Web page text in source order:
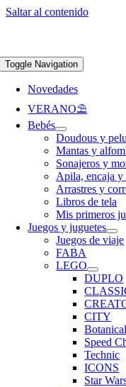
Saltar al contenido
Toggle Navigation
Novedades
VERANO⛱️​
Bebés
Doudous y
Mantas y
Sonajeros y
Apila, encaja y
Arrastres y
Libros de tela
Mis primeros
Juegos y juguetes
Juegos de viaje
FABA
LEGO
DUPLO
CITY
Speed
Technic
ICONS
Star